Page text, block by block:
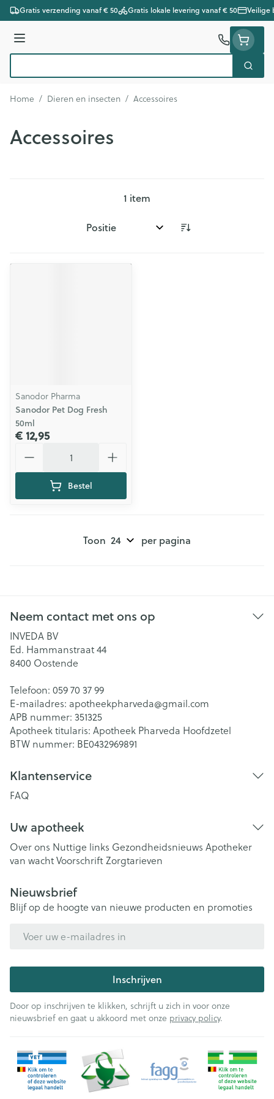
Ga naar de inhoud
Gratis verzending vanaf € 50 Gratis lokale levering vanaf € 50 Veilige
Menu
Zoek
Home / Dieren en insecten / Accessoires
Accessoires
1 item
Sorteer op:
Sanodor Pharma
Sanodor Pet Dog Fresh
50ml
€ 12,95
Bestel
Toon per pagina
Neem contact met ons op
INVEDA BV
Ed. Hammanstraat 44
8400 Oostende
Telefoon: 059 70 37 99
E-mailadres: apotheekpharveda@gmail.com
APB nummer: 351325
Apotheek titularis: Apotheek Pharveda Hoofdzetel
BTW nummer: BE0432969891
Klantenservice
FAQ
Uw apotheek
Over ons Nuttige links Gezondheidsnieuws Apotheker
van wachtVoorschriftZorgtarieven
Nieuwsbrief
Blijf op de hoogte van nieuwe producten en promoties
Inschrijven
Door op inschrijven te klikken, schrijft u zich in voor onze
nieuwsbrief en gaat u akkoord met onze privacy policy.